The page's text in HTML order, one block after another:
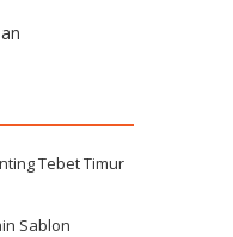
Tebet Timur
Sablon